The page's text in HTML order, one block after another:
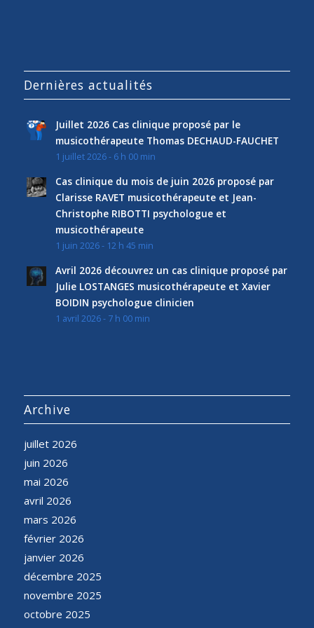
Dernières actualités
Juillet 2026 Cas clinique proposé par le
musicothérapeute Thomas DECHAUD-FAUCHET
1 juillet 2026 - 6 h 00 min
Cas clinique du mois de juin 2026 proposé par
Clarisse RAVET musicothérapeute et Jean-
Christophe RIBOTTI psychologue et
musicothérapeute
1 juin 2026 - 12 h 45 min
Avril 2026 découvrez un cas clinique proposé par
Julie LOSTANGES musicothérapeute et Xavier
BOIDIN psychologue clinicien
1 avril 2026 - 7 h 00 min
Archive
juillet 2026
juin 2026
mai 2026
avril 2026
mars 2026
février 2026
janvier 2026
décembre 2025
novembre 2025
octobre 2025